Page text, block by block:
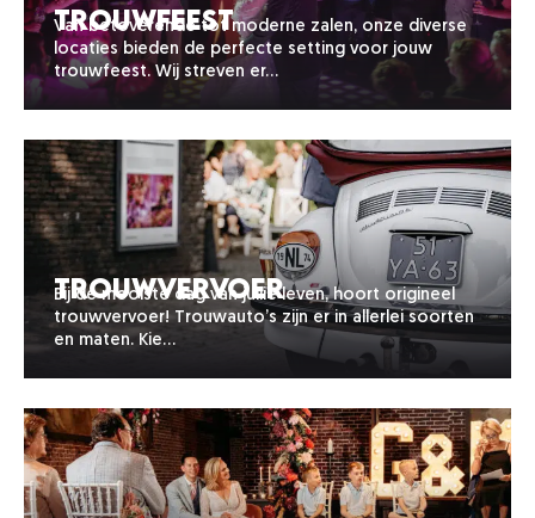
Trouwfeest
Van betoverende tot moderne zalen, onze diverse
locaties bieden de perfecte setting voor jouw
trouwfeest. Wij streven er…
Trouwvervoer
Bij de mooiste dag van jullie leven, hoort origineel
trouwvervoer! Trouwauto’s zijn er in allerlei soorten
en maten. Kie…